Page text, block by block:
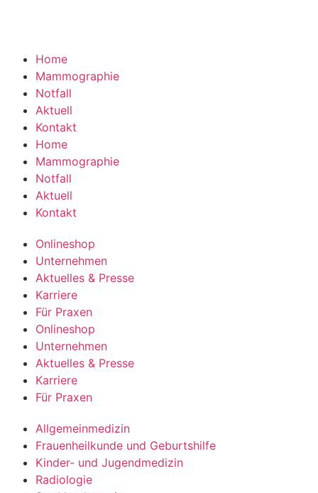
Home
Mammographie
Notfall
Aktuell
Kontakt
Home
Mammographie
Notfall
Aktuell
Kontakt
Onlineshop
Unternehmen
Aktuelles & Presse
Karriere
Für Praxen
Onlineshop
Unternehmen
Aktuelles & Presse
Karriere
Für Praxen
Allgemeinmedizin
Frauenheilkunde und Geburtshilfe
Kinder- und Jugendmedizin
Radiologie